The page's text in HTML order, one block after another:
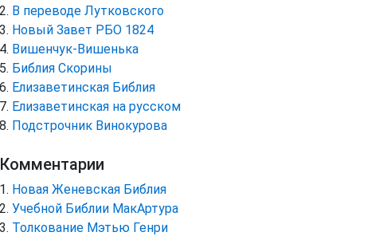
В переводе Лутковского
Новый Завет РБО 1824
Вишенчук-Вишенька
Библия Скорины
Елизаветинская Библия
Елизаветинская на русском
Подстрочник Винокурова
Комментарии
Новая Женевская Библия
Учебной Библии МакАртура
Толкование Мэтью Генри